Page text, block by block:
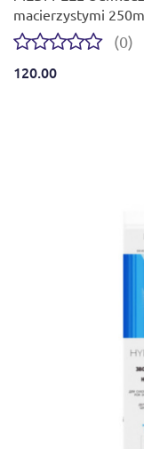
macierzystymi
(0)
120.00